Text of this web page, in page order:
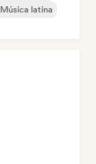
Música latina